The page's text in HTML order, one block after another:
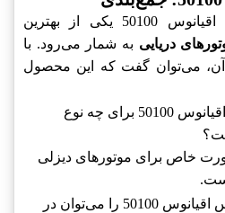
به‌طور کل، روغن پارس اقیانوس 50100 یکی از بهترین
دریایی به شمار می‌رود. با
آن، می‌توان گفت که این محصول
روغن پارس اقیانوس 50100 برای چه نوع
خاص برای موتورهای دیزلی
آیا روغن پارس اقیانوس 50100 را می‌توان در